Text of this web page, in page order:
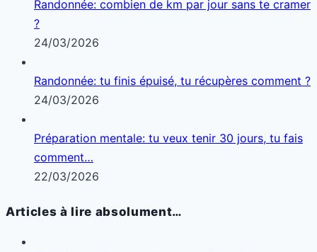
Randonnée: combien de km par jour sans te cramer
?
24/03/2026
Randonnée: tu finis épuisé, tu récupères comment ?
24/03/2026
Préparation mentale: tu veux tenir 30 jours, tu fais
comment…
22/03/2026
Articles à lire absolument…